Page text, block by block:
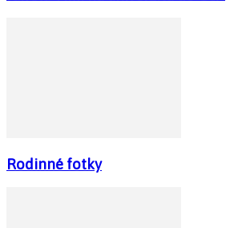
Rodinné fotky